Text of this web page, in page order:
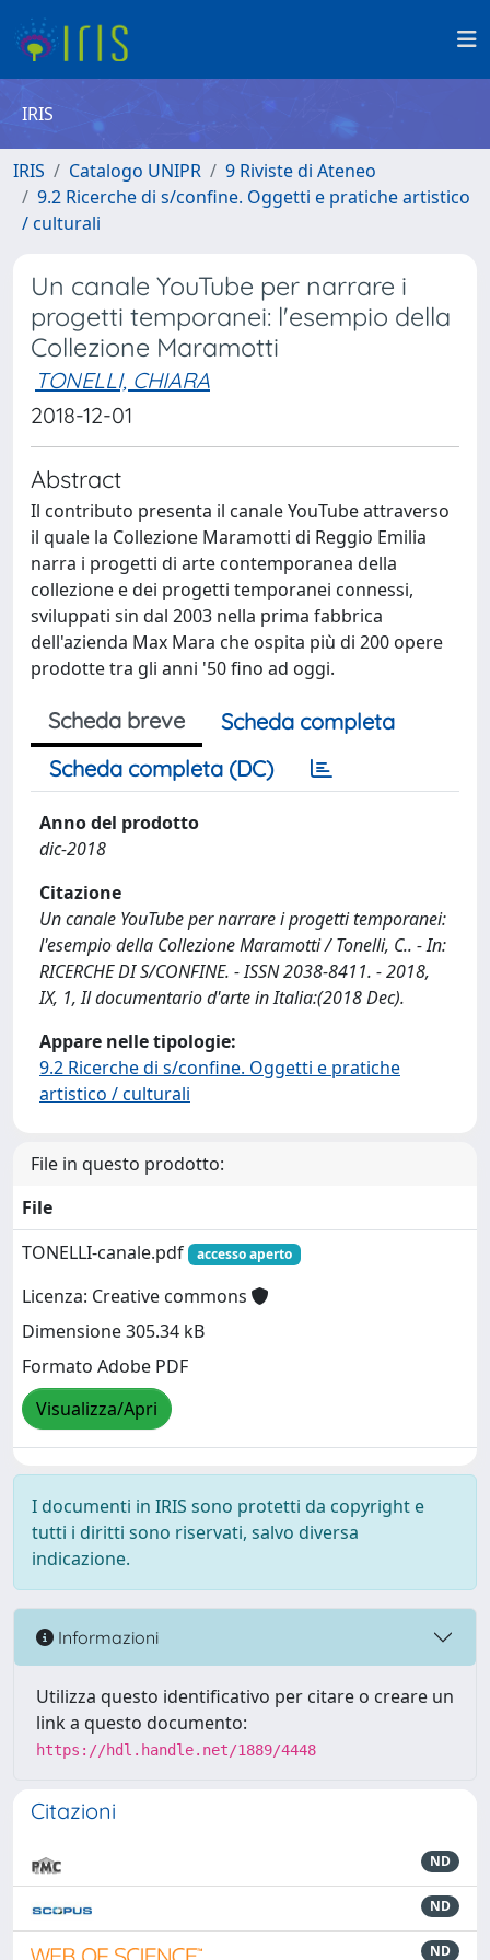
IRIS
IRIS Catalogo UNIPR
9 Riviste di Ateneo
9.2 Ricerche di s/confine. Oggetti e pratiche artistico
/ culturali
Un canale YouTube per narrare i
progetti temporanei: l'esempio della
Collezione Maramotti
TONELLI, CHIARA
2018-12-01
Abstract
Il contributo presenta il canale YouTube attraverso
il quale la Collezione Maramotti di Reggio Emilia
narra i progetti di arte contemporanea della
collezione e dei progetti temporanei connessi,
sviluppati sin dal 2003 nella prima fabbrica
dell'azienda Max Mara che ospita più di 200 opere
prodotte tra gli anni '50 fino ad oggi.
Scheda breve
Scheda completa
Scheda completa (DC)
Anno del prodotto
dic-2018
Citazione
Un canale YouTube per narrare i progetti temporanei:
l'esempio della Collezione Maramotti / Tonelli, C.. - In:
RICERCHE DI S/CONFINE. - ISSN 2038-8411. - 2018,
IX, 1, Il documentario d'arte in Italia:(2018 Dec).
Appare nelle tipologie:
9.2 Ricerche di s/confine. Oggetti e pratiche
artistico / culturali
File in questo prodotto:
File
TONELLI-canale.pdf
accesso aperto
Licenza: Creative commons
Dimensione 305.34 kB
Formato Adobe PDF
Visualizza/Apri
I documenti in IRIS sono protetti da copyright e
tutti i diritti sono riservati, salvo diversa
indicazione.
Informazioni
Utilizza questo identificativo per citare o creare un
link a questo documento:
https://hdl.handle.net/1889/4448
Citazioni
ND
ND
ND